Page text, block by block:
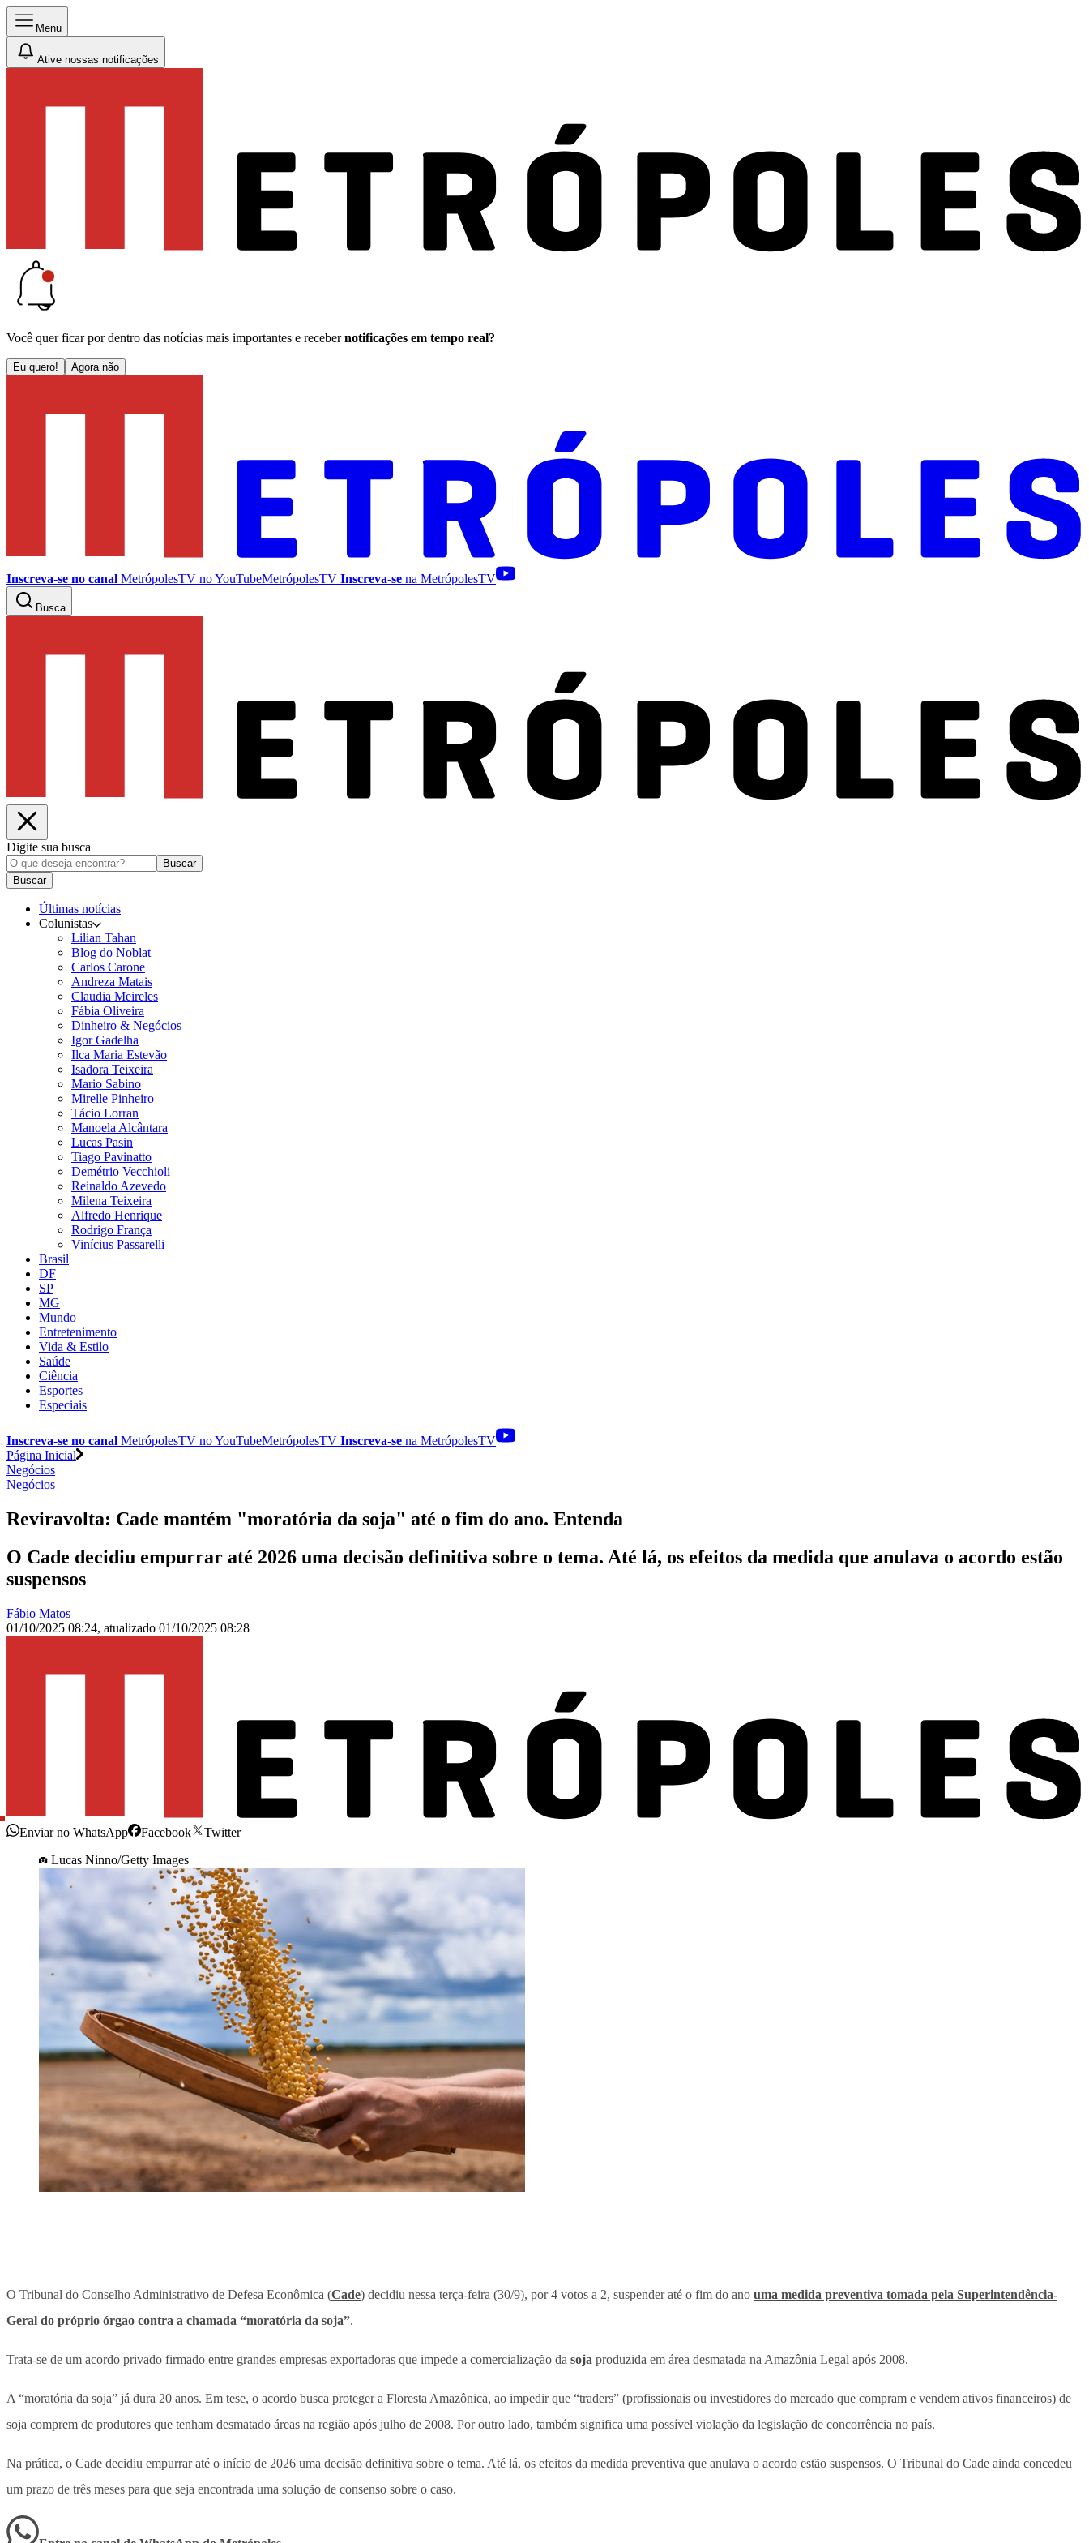
Menu
Ative nossas notificações
Você quer ficar por dentro das notícias mais importantes e receber notificações em tempo real?
Eu quero! Agora não
Inscreva-se no canal MetrópolesTV noYouTubeMetrópolesTV Inscreva-se na MetrópolesTV
Busca
Digite sua busca
Buscar
Buscar
Últimas notícias
Colunistas
Lilian Tahan
Blog do Noblat
Carlos Carone
Andreza Matais
Claudia Meireles
Fábia Oliveira
Dinheiro & Negócios
Igor Gadelha
Ilca Maria Estevão
Isadora Teixeira
Mario Sabino
Mirelle Pinheiro
Tácio Lorran
Manoela Alcântara
Lucas Pasin
Tiago Pavinatto
Demétrio Vecchioli
Reinaldo Azevedo
Milena Teixeira
Alfredo Henrique
Rodrigo França
Vinícius Passarelli
Brasil
DF
SP
MG
Mundo
Entretenimento
Vida & Estilo
Saúde
Ciência
Esportes
Especiais
Inscreva-se no canal MetrópolesTV noYouTubeMetrópolesTV Inscreva-se na MetrópolesTV
Página Inicial
Negócios
Negócios
Reviravolta: Cade mantém "moratória da soja" até o fim do ano. Entenda
O Cade decidiu empurrar até 2026 uma decisão definitiva sobre o tema. Até lá, os efeitos da medida que anulava o acordo estão
suspensos
Fábio Matos
01/10/2025 08:24, atualizado 01/10/2025 08:28
Enviar no WhatsApp Facebook
Twitter
Lucas Ninno/Getty Images
O Tribunal do Conselho Administrativo de Defesa Econômica (Cade) decidiu nessa terça-feira (30/9), por 4 votos a 2, suspender até o fim do ano uma medida preventiva tomada pela Superintendência-
Geral do próprio órgao contra a chamada “moratória da soja”.
Trata-se de um acordo privado firmado entre grandes empresas exportadoras que impede a comercialização da soja produzida em área desmatada na Amazônia Legal após 2008.
A “moratória da soja” já dura 20 anos. Em tese, o acordo busca proteger a Floresta Amazônica, ao impedir que “traders” (profissionais ou investidores do mercado que compram e vendem ativos financeiros) de
soja comprem de produtores que tenham desmatado áreas na região após julho de 2008. Por outro lado, também significa uma possível violação da legislação de concorrência no país.
Na prática, o Cade decidiu empurrar até o início de 2026 uma decisão definitiva sobre o tema. Até lá, os efeitos da medida preventiva que anulava o acordo estão suspensos. O Tribunal do Cade ainda concedeu
um prazo de três meses para que seja encontrada uma solução de consenso sobre o caso.